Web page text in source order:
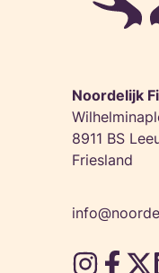
Noordelijk
8911 BS
Friesland